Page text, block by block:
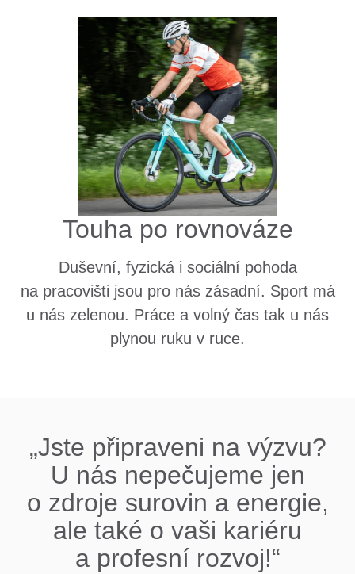
Touha po rovnováze
Duševní, fyzická i sociální pohoda
na pracovišti jsou pro nás zásadní. Sport má
u nás zelenou. Práce a volný čas tak u nás
plynou ruku v ruce.
„Jste připraveni na výzvu?
U nás nepečujeme jen
o zdroje surovin a energie,
ale také o vaši kariéru
a profesní rozvoj!“